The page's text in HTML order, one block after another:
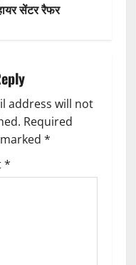
सेंटर रैफर
address will not
Required
*
*